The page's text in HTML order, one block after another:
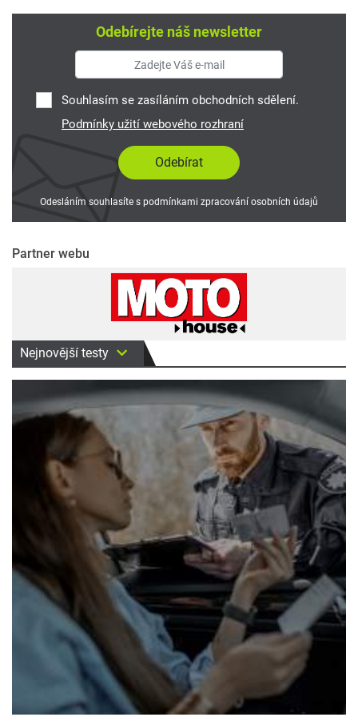
Odebírejte náš newsletter
Souhlasím se zasíláním obchodních sdělení.
Podmínky užití webového rozhraní
Odesláním souhlasíte s podmínkami zpracování osobních údajů
Partner webu
Nejnovější testy